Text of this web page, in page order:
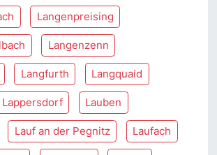
Langenpreising
Langenzenn
Langfurth Langquaid
Lappersdorf Lauben
Lauf an der Pegnitz Laufach